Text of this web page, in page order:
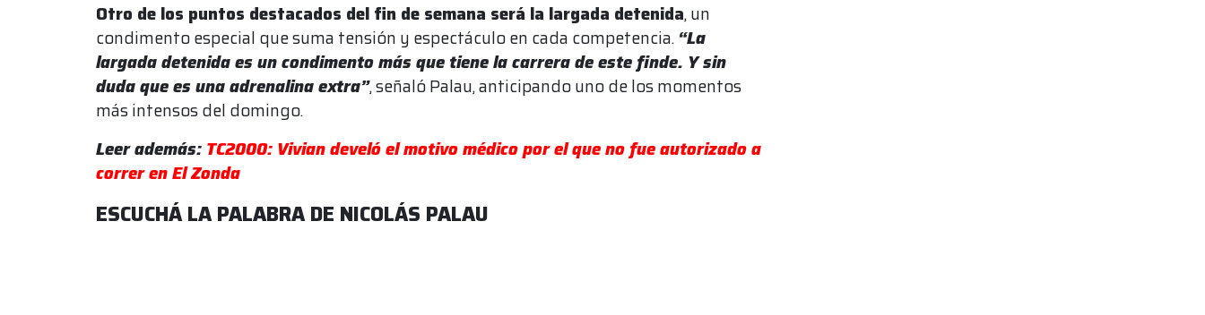
Otro de los puntos destacados del fin de semana será la largada detenida, un
condimento especial que suma tensión y espectáculo en cada competencia.“La
largada detenida es un condimento más que tiene la carrera de este finde. Y sin
duda que es una adrenalina extra”, señaló Palau, anticipando uno de los momentos
más intensos del domingo.
Leer además: TC2000: Vivian develó el motivo médico por el que no fue autorizado a
correr en El Zonda
ESCUCHÁ LA PALABRA DE NICOLÁS PALAU